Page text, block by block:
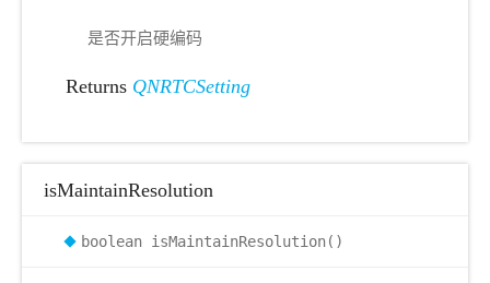
是否开启硬编码
Returns QNRTCSetting
isMaintainResolution
boolean isMaintainResolution()